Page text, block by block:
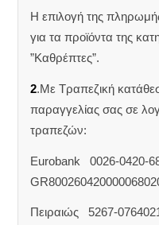
Η επιλογή της
για τα προϊόντα της
”Καθρέπτες”.
2.Με Τραπεζική
παραγγελίας σας σε
τραπεζών:
Eurobank 0026-0420-
Πειραιώς 5267-